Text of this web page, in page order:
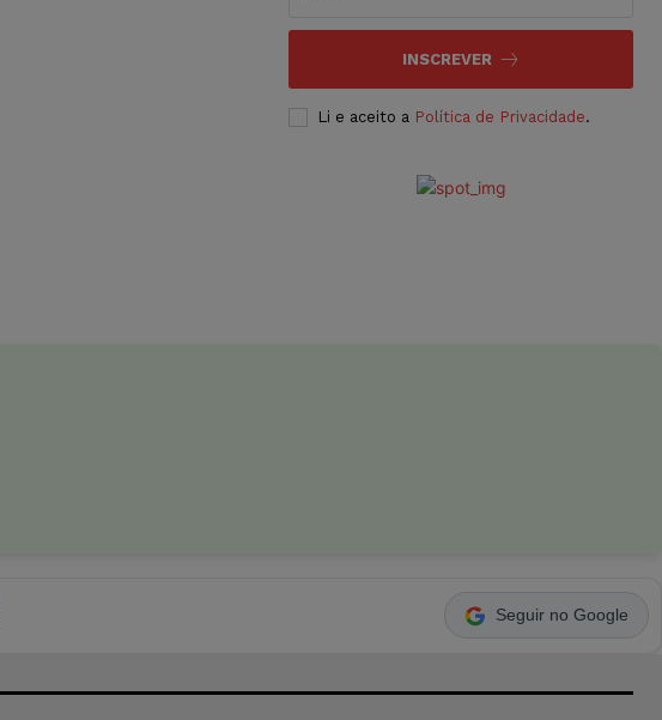
INSCREVER
Li e aceito a Política de Privacidade.
Seguir no Google